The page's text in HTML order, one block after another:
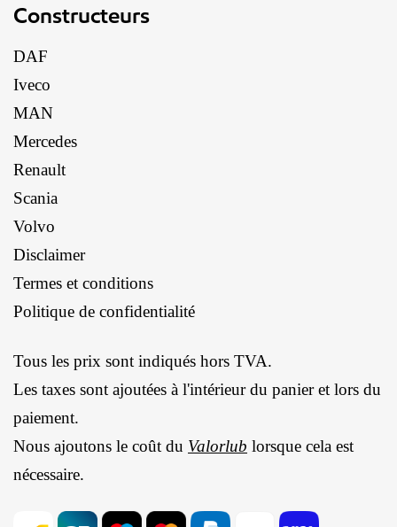
Constructeurs
DAF
Iveco
MAN
Mercedes
Renault
Scania
Volvo
Disclaimer
Termes et conditions
Politique de confidentialité
Tous les prix sont indiqués hors TVA.
Les taxes sont ajoutées à l'intérieur du panier et lors du
paiement.
Nous ajoutons le coût du Valorlub lorsque cela est
nécessaire.